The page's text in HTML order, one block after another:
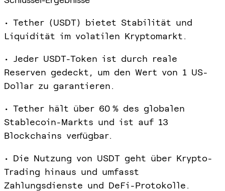
• Tether (USDT) bietet Stabilität und
Liquidität im volatilen Kryptomarkt.
• Jeder USDT-Token ist durch reale
Reserven gedeckt, um den Wert von 1 US-
Dollar zu garantieren.
• Tether hält über 60 % des globalen
Stablecoin-Markts und ist auf 13
Blockchains verfügbar.
• Die Nutzung von USDT geht über Krypto-
Trading hinaus und umfasst
Zahlungsdienste und DeFi-Protokolle.